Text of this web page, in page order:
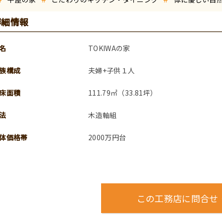
情報
TOKIWAの家
構成 夫婦+子供１人
面積 111.79㎡（33.81坪）
木造軸組
価格帯 2000万円台
この工務店に問合せ